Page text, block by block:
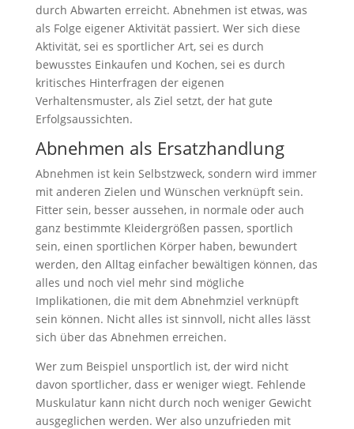
durch Abwarten erreicht. Abnehmen ist etwas, was
als Folge eigener Aktivität passiert. Wer sich diese
Aktivität, sei es sportlicher Art, sei es durch
bewusstes Einkaufen und Kochen, sei es durch
kritisches Hinterfragen der eigenen
Verhaltensmuster, als Ziel setzt, der hat gute
Erfolgsaussichten.
Abnehmen als Ersatzhandlung
Abnehmen ist kein Selbstzweck, sondern wird immer
mit anderen Zielen und Wünschen verknüpft sein.
Fitter sein, besser aussehen, in normale oder auch
ganz bestimmte Kleidergrößen passen, sportlich
sein, einen sportlichen Körper haben, bewundert
werden, den Alltag einfacher bewältigen können, das
alles und noch viel mehr sind mögliche
Implikationen, die mit dem Abnehmziel verknüpft
sein können. Nicht alles ist sinnvoll, nicht alles lässt
sich über das Abnehmen erreichen.
Wer zum Beispiel unsportlich ist, der wird nicht
davon sportlicher, dass er weniger wiegt. Fehlende
Muskulatur kann nicht durch noch weniger Gewicht
ausgeglichen werden. Wer also unzufrieden mit